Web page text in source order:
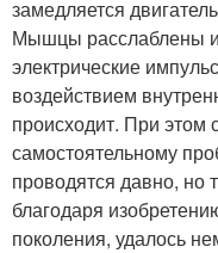
замедляется
Мышцы расслаблены и
электрические
воздействием
происходит. При этом
самостоятельному
проводятся давно, но
благодаря
поколения, удалось